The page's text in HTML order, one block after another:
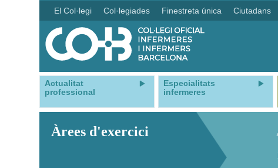
El Col·legi Col·legiades Finestreta única Ciutadans
Actualitat
professional
Especialitats
infermeres
Àrees d'exercici